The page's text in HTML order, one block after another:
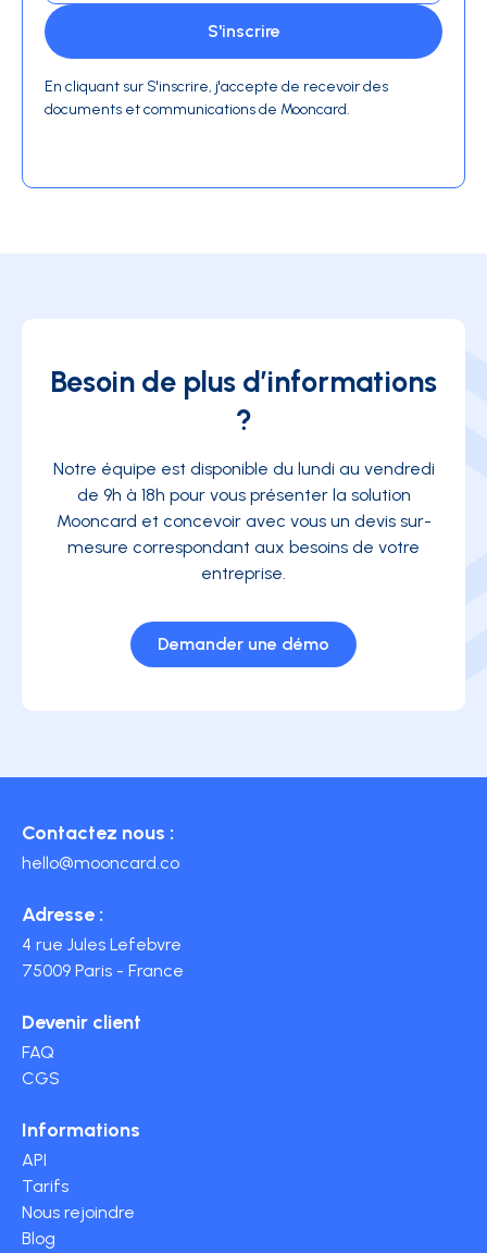
En cliquant sur S'inscrire, j'accepte de recevoir des
documents et communications de Mooncard.
Besoin de plus d’informations
?
Notre équipe est disponible du lundi au vendredi
de 9h à 18h pour vous présenter la solution
Mooncard et concevoir avec vous un devis sur-
mesure correspondant aux besoins de votre
entreprise.
Demander une démo
Contactez nous :
hello@mooncard.co
Adresse :
4 rue Jules Lefebvre
75009 Paris - France
Devenir client
FAQ
CGS
Informations
API
Tarifs
Nous rejoindre
Blog